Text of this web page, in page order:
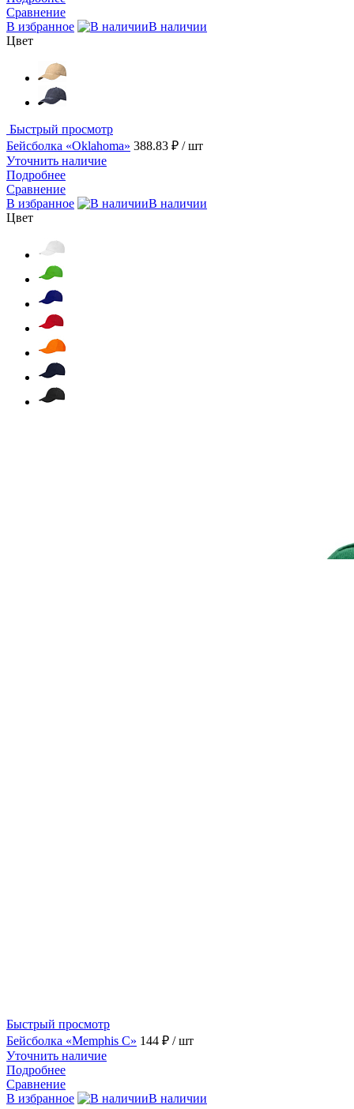
Сравнение
В избранное
В наличии
Цвет
Быстрый просмотр
Бейсболка «Oklahoma» 388.83 ₽ / шт
Уточнить наличие
Подробнее
Сравнение
В избранное
В наличии
Цвет
Быстрый просмотр
Бейсболка «Memphis C» 144 ₽ / шт
Уточнить наличие
Подробнее
Сравнение
В избранное
В наличии